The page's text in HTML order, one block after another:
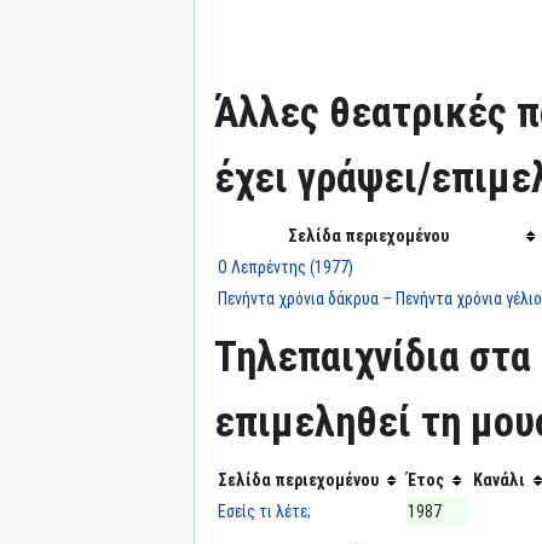
Άλλες θεατρικές
έχει γράψει/
Σελίδα περιεχομένου
Ο Λεπρέντης (1977)
Πενήντα χρόνια δάκρυα – Πενήντα χρόνια γέλιο
Τηλεπαιχνίδια
επιμεληθεί τη
Σελίδα περιεχομένου Έτος
Κανάλι
Εσείς τι λέτε;
1987